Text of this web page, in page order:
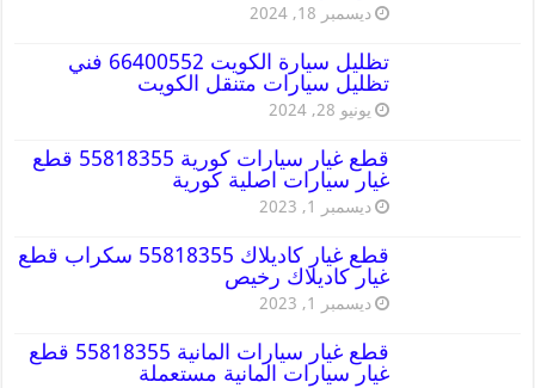
ديسمبر 18, 2024
تظليل سيارة الكويت 66400552 فني
تظليل سيارات متنقل الكويت
يونيو 28, 2024
قطع غيار سيارات كورية 55818355 قطع
غيار سيارات اصلية كورية
ديسمبر 1, 2023
قطع غيار كاديلاك 55818355 سكراب قطع
غيار كاديلاك رخيص
ديسمبر 1, 2023
قطع غيار سيارات المانية 55818355 قطع
غيار سيارات المانية مستعملة